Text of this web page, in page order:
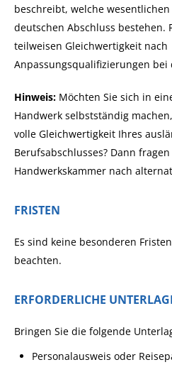
beschreibt, welche
deutschen Abschluss bestehen.
teilweisen Gleichwertigkeit nach
Anpassungsqualifizierungen bei
Hinweis: Möchten Sie sich in
Handwerk selbstständig
volle Gleichwertigkeit Ihres
Berufsabschlusses? Dann
Handwerkskammer nach
FRISTEN
Es sind keine besonderen
beachten.
ERFORDERLICHE
Bringen Sie die folgende
Personalausweis oder